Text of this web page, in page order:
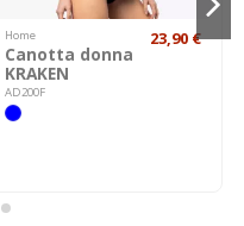
Home
Canotta donna
KRAKEN
AD200F
23,90 €